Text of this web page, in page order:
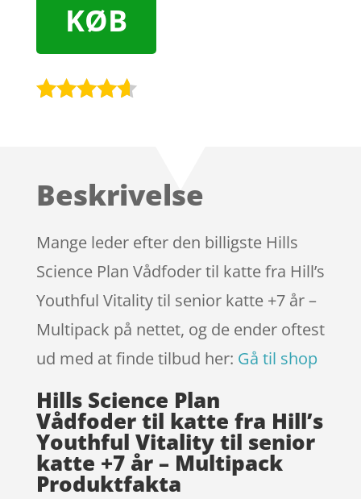
KØB
på
mmelser
Beskrivelse
Mange leder efter den billigste Hills
Science Plan Vådfoder til katte fra Hill’s
Youthful Vitality til senior katte +7 år –
Multipack på nettet, og de ender oftest
ud med at finde tilbud her: Gå til shop
Hills Science Plan
Vådfoder til katte fra Hill’s
Youthful Vitality til senior
katte +7 år – Multipack
Produktfakta